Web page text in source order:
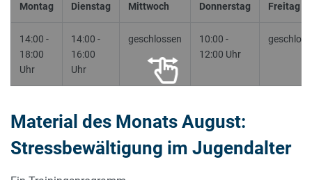
Montag Dienstag Mittwoch Donnerstag Freitag
14:00 -
18:00
Uhr
14:00 -
16:00
Uhr
geschlossen
10:00 -
12:00 Uhr
Material des Monats August:
Stressbewältigung im Jugendalter